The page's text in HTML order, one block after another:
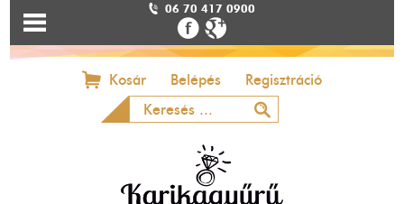
06 70 417 0900
Kosár Belépés Regisztráció